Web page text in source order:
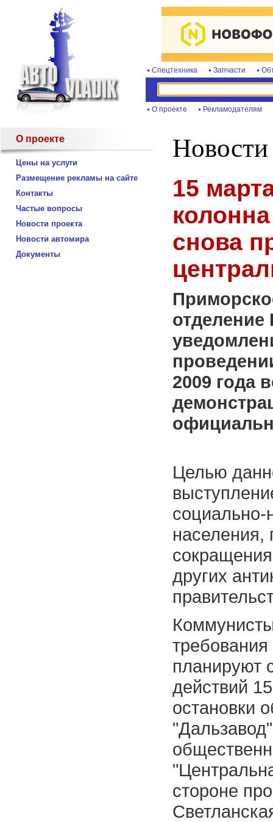
Спецтехника Запчасти
О проекте Рекламодателям
О проекте
Цены на услуги
Размещение рекламы на сайте
Контакты
Частые вопросы
Новости проекта
Новости автомира
Документы
Новости
15
снова
2009 года
Целью
других
планируют
действий
остановки
стороне